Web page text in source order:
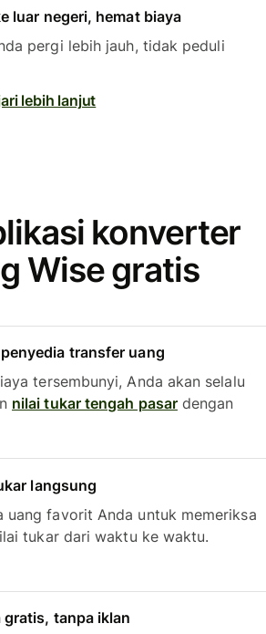
luar negeri, hemat biaya
pergi lebih jauh, tidak peduli
lebih lanjut
konverter
Wise gratis
transfer uang
tersembunyi, Anda akan selalu
nilai tukar tengah pasardengan
langsung
uang favorit Anda untuk memeriksa
tukar dari waktu ke waktu.
gratis, tanpa iklan